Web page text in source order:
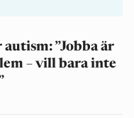
”Jobba är
– vill bara inte